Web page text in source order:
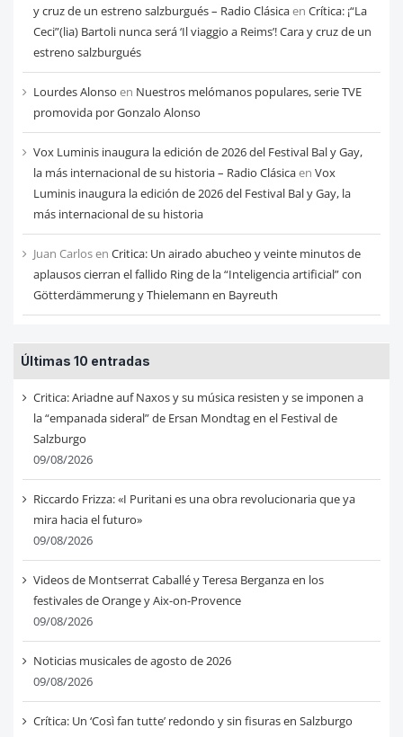
y cruz de un estreno salzburgués – Radio Clásicaen Crítica: ¡“La
Ceci”(lia) Bartoli nunca será ‘Il viaggio a Reims’! Cara y cruz de un
estreno salzburgués
Lourdes Alonso en Nuestros melómanos populares, serie TVE
promovida por Gonzalo Alonso
Vox Luminis inaugura la edición de 2026 del Festival Bal y Gay,
la más internacional de su historia – Radio Clásicaen Vox
Luminis inaugura la edición de 2026 del Festival Bal y Gay, la
más internacional de su historia
Juan Carlosen Critica: Un airado abucheo y veinte minutos de
aplausos cierran el fallido Ring de la “Inteligencia artificial” con
Götterdämmerung y Thielemann en Bayreuth
Últimas 10 entradas
Critica: Ariadne auf Naxos y su música resisten y se imponen a
la “empanada sideral” de Ersan Mondtag en el Festival de
Salzburgo
09/08/2026
Riccardo Frizza: «I Puritani es una obra revolucionaria que ya
mira hacia el futuro»
09/08/2026
Videos de Montserrat Caballé y Teresa Berganza en los
festivales de Orange y Aix-on-Provence
09/08/2026
Noticias musicales de agosto de 2026
09/08/2026
Crítica: Un ‘Così fan tutte’ redondo y sin fisuras en Salzburgo